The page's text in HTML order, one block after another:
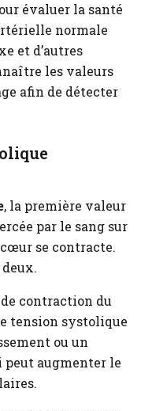
évaluer la santé
normale
et d’autres
les valeurs
afin de détecter
, la première valeur
par le sang sur
se contracte.
contraction du
tension systolique
ou un
peut augmenter le